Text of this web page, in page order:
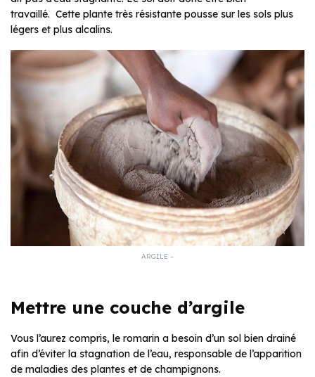
travaillé. Cette plante très résistante pousse sur les sols plus
légers et plus alcalins.
ARGILE –
Mettre une couche d’argile
Vous l’aurez compris, le romarin a besoin d’un sol bien drainé
afin d’éviter la stagnation de l’eau, responsable de l’apparition
de maladies des plantes et de champignons.